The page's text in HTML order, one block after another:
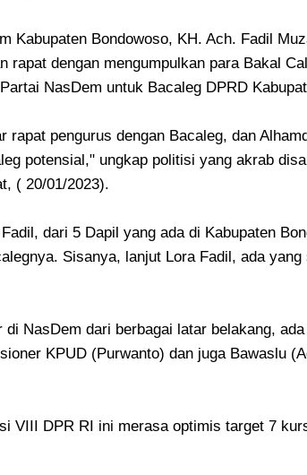
Kabupaten Bondowoso, KH. Ach. Fadil
rapat dengan mengumpulkan para Bakal
NasDem untuk Bacaleg DPRD
rapat pengurus dengan Bacaleg, dan
potensial," ungkap politisi yang akrab
( 20/01/2023).
dari 5 Dapil yang ada di Kabupaten
Sisanya, lanjut Lora Fadil, ada
NasDem dari berbagai latar belakang,
KPUD (Purwanto) dan juga Bawaslu
VIII DPR RI ini merasa optimis target 7